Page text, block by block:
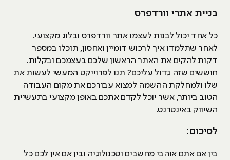
בניית אתרי וורדפרס
כל אחד יכול לבנות לעצמו אתר וורדפרס ובלוג מקצועי.
לאחר שתלמדו איך לרכוש דומיין ואחסון, תוכלו במספר
דקות להקים את האתר הראשון שלכם בעצמכם ובקלות.
חוששים שזה גדול עליכם? תנו לפרוייקט המעשי לעשות את
שלו ולמחלקת ההשמה למצוא עבורכם את מקום העבודה
הטוב ביותר, אשר יוכל לקדם אתכם באופן מקצועי בתעשיית
השיווק באינטרנט.
לסיכום:
בין אם אתם אוהבי מחשבים וטכנולוגיה ובין אם אין לכם כל